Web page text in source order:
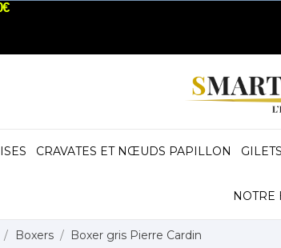
CRAVATES ET NŒUDS PAPILLON
NOTRE
Boxers Boxer gris Pierre Cardin